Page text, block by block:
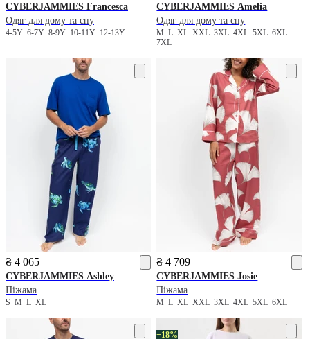
CYBERJAMMIES Francesca
Одяг для дому та сну
4-5Y 6-7Y 8-9Y 10-11Y 12-13Y
CYBERJAMMIES Amelia
Одяг для дому та сну
MLXLXXL3XL4XL5XL6XL
7XL
₴ 4 065
CYBERJAMMIES Ashley
Піжама
S M L XL
₴ 4 709
CYBERJAMMIES Josie
Піжама
MLXLXXL3XL4XL5XL6XL
−18%